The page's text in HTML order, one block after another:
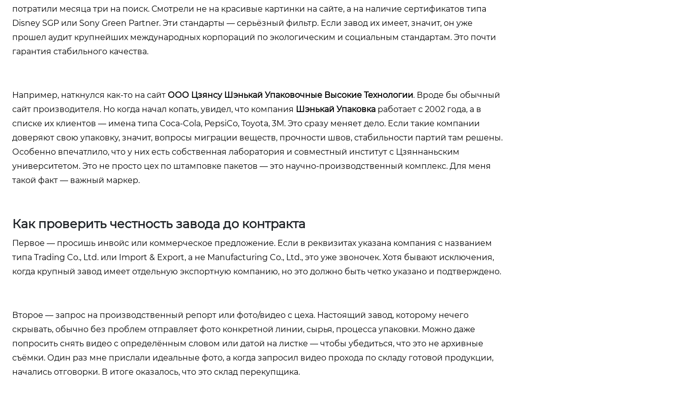
потратили месяца три на поиск. Смотрели не на красивые картинки на сайте, а на наличие сертификатов типа
Disney SGP или Sony Green Partner. Эти стандарты — серьёзный фильтр. Если завод их имеет, значит, он уже
прошел аудит крупнейших международных корпораций по экологическим и социальным стандартам. Это почти
гарантия стабильного качества.
Например, наткнулся как-то на сайт ООО Цзянсу Шэнькай Упаковочные Высокие Технологии. Вроде бы обычный
сайт производителя. Но когда начал копать, увидел, что компания Шэнькай Упаковка работает с 2002 года, а в
списке их клиентов — имена типа Coca-Cola, PepsiCo, Toyota, 3M. Это сразу меняет дело. Если такие компании
доверяют свою упаковку, значит, вопросы миграции веществ, прочности швов, стабильности партий там решены.
Особенно впечатлило, что у них есть собственная лаборатория и совместный институт с Цзяннаньским
университетом. Это не просто цех по штамповке пакетов — это научно-производственный комплекс. Для меня
такой факт — важный маркер.
Как проверить честность завода до контракта
Первое — просишь инвойс или коммерческое предложение. Если в реквизитах указана компания с названием
типа Trading Co., Ltd. или Import & Export, а не Manufacturing Co., Ltd., это уже звоночек. Хотя бывают исключения,
когда крупный завод имеет отдельную экспортную компанию, но это должно быть четко указано и подтверждено.
Второе — запрос на производственный репорт или фото/видео с цеха. Настоящий завод, которому нечего
скрывать, обычно без проблем отправляет фото конкретной линии, сырья, процесса упаковки. Можно даже
попросить снять видео с определённым словом или датой на листке — чтобы убедиться, что это не архивные
съёмки. Один раз мне прислали идеальные фото, а когда запросил видео прохода по складу готовой продукции,
начались отговорки. В итоге оказалось, что это склад перекупщика.